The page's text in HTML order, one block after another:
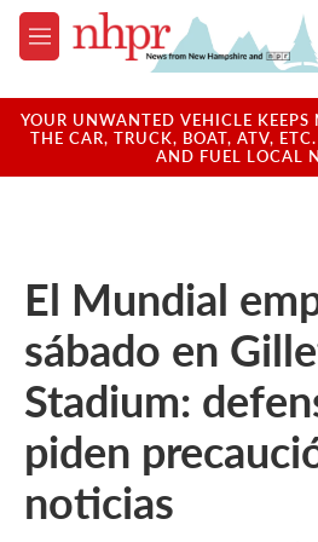
Skip to main content
M
e
u
YOUR UNWANTED VEHICLE
THE CAR, TRUCK, BOAT, ATV,
AND FUEL LOCAL
El Mundial
sábado en
Stadium:
piden
noticias